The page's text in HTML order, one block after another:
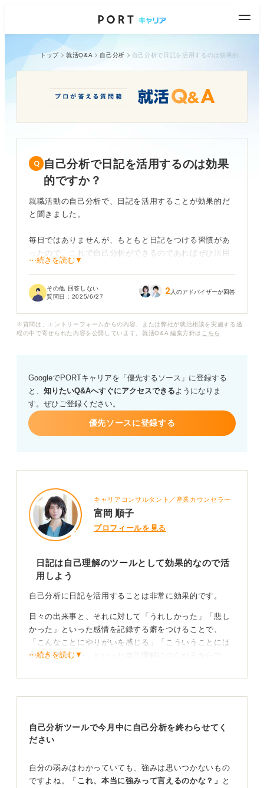
トップ 就活Q&A 自己分析
自己分析で日記を活用するのは効果
的ですか？
就職活動の自己分析で、日記を活用することが効果的だ
と聞きました。
毎日ではありませんが、もともと日記をつける習慣があ
ったので、これで自己分析ができるのであればぜひ活用
したいと考えています。具体的にどのような活用方法が
ん。
的なアドバイスをお願いします。
⋯続きを読む▼
その他 回答しない
質問日： 2025/6/27 2 人のアドバイザーが回答
※質問は、エントリーフォームからの内容、または弊社が就活相談を実施する過
程の中で寄せられた内容を公開しています。就活Q&A 編集方針は こちら
GoogleでPORTキャリアを「優先するソース」に登録する
と、 知りたいQ&Aへすぐにアクセスできるようになりま
す。ぜひご登録ください。
優先ソースに登録する
キャリアコンサルタント／産業カウンセラー
富岡 順子
プロフィールを見る
日記は自己理解のツールとして効果的なので活
用しよう
自己分析に日記を活用することは非常に効果的です。
日々の出来事と、それに対して「うれしかった」「悲し
かった」といった感情を記録する癖をつけることで、
「こんなことにやりがいを感じる」「こういうことには
意欲が湧かない」といった自己理解につながるからで
日記で毎日の計画立てができればより自分を振り返
⋯続きを読む▼
自己分析ツールで今月中に自己分析を終わらせてく
ださい
自分の弱みはわかっていても、強みは思いつかないもの
ですよね。
「これ、本当に強みって言えるのかな？」
と